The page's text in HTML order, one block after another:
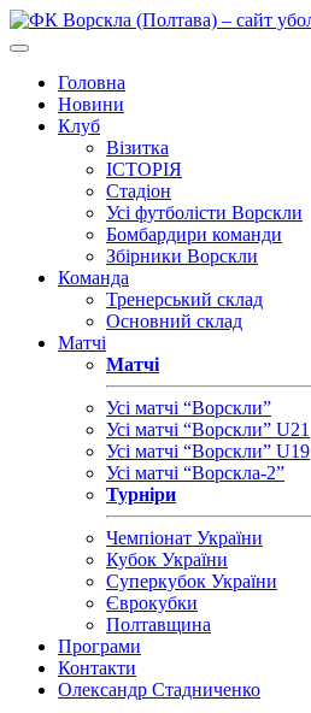
Головна
Новини
Клуб
Візитка
ІСТОРІЯ
Стадіон
Усі футболісти Ворскли
Бомбардири команди
Збірники Ворскли
Команда
Тренерський склад
Основний склад
Матчі
Матчі
Усі матчі “Ворскли”
Усі матчі “Ворскли” U21
Усі матчі “Ворскли” U19
Усі матчі “Ворскла-2”
Турніри
Чемпіонат України
Кубок України
Суперкубок України
Єврокубки
Полтавщина
Програми
Контакти
Олександр Стадниченко